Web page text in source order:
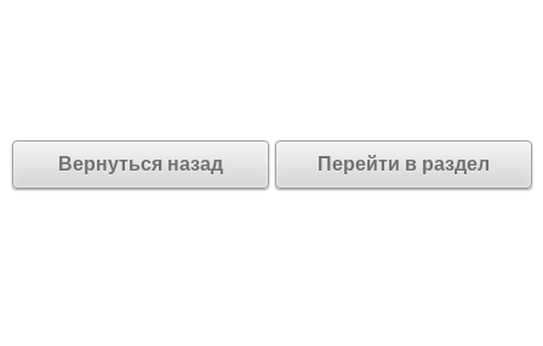
Вернуться назад Перейти в раздел